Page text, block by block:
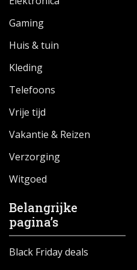
Gaming
Huis & tuin
Kleding
Telefoons
Vrije tijd
Vakantie & Reizen
Verzorging
Witgoed
Belangrijke
pagina’s
Black Friday deals